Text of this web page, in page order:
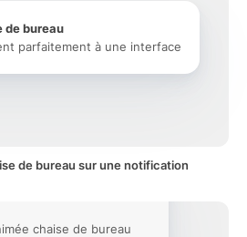
de bureau
parfaitement à une interface
de bureau sur une notification
chaise de bureau